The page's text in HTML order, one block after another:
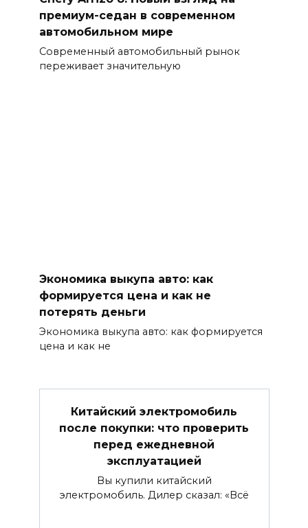
премиум-седан в современном
автомобильном мире
Современный автомобильный рынок
переживает значительную
Экономика выкупа авто: как
формируется цена и как не
потерять деньги
Экономика выкупа авто: как формируется
цена и как не
Китайский электромобиль
после покупки: что проверить
перед ежедневной
эксплуатацией
Вы купили китайский
электромобиль. Дилер сказал: «Всё